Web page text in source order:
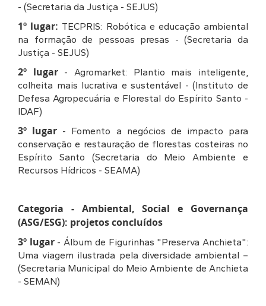
- (Secretaria da Justiça - SEJUS)
1º lugar: TECPRIS: Robótica e educação ambiental
na formação de pessoas presas - (Secretaria da
Justiça - SEJUS)
2º lugar - Agromarket: Plantio mais inteligente,
colheita mais lucrativa e sustentável - (Instituto de
Defesa Agropecuária e Florestal do Espírito Santo -
IDAF)
3º lugar - Fomento a negócios de impacto para
conservação e restauração de florestas costeiras no
Espírito Santo (Secretaria do Meio Ambiente e
Recursos Hídricos - SEAMA)
Categoria - Ambiental, Social e Governança
(ASG/ESG): projetos concluídos
3º lugar - Álbum de Figurinhas "Preserva Anchieta":
Uma viagem ilustrada pela diversidade ambiental –
(Secretaria Municipal do Meio Ambiente de Anchieta
- SEMAN)